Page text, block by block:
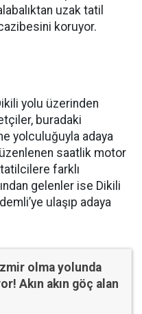
uzak tatil
koruyor.
yolu üzerinden
buradaki
yolculuğuyla adaya
saatlik motor
farklı
gelenler ise Dikili
ulaşıp adaya
olma yolunda
Akın akın göç alan